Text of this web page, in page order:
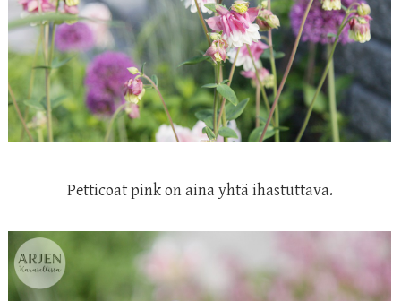
Petticoat pink on aina yhtä ihastuttava.